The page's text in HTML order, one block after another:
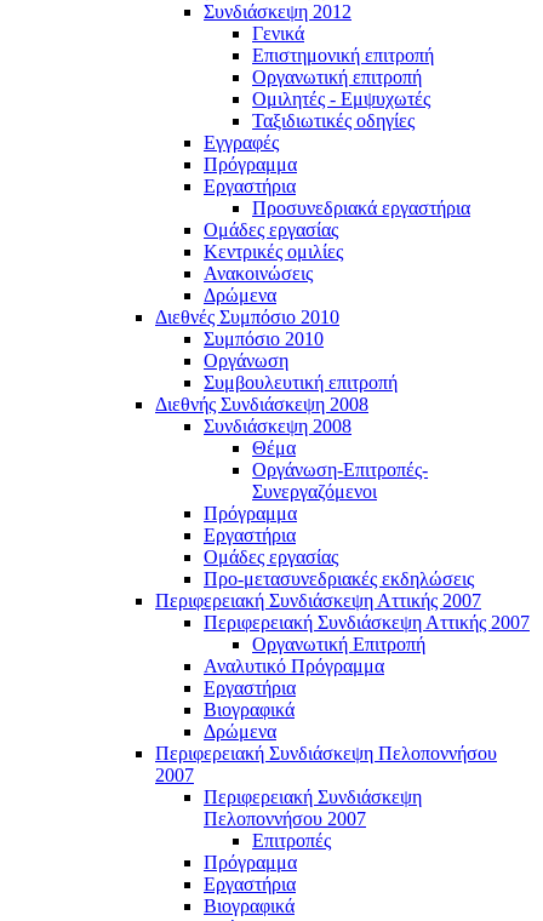
Συνδιάσκεψη 2012
Γενικά
Επιστημονική επιτροπή
Οργανωτική επιτροπή
Ομιλητές - Εμψυχωτές
Ταξιδιωτικές οδηγίες
Εγγραφές
Πρόγραμμα
Εργαστήρια
Προσυνεδριακά εργαστήρια
Ομάδες εργασίας
Κεντρικές ομιλίες
Ανακοινώσεις
Δρώμενα
Διεθνές Συμπόσιο 2010
Συμπόσιο 2010
Οργάνωση
Συμβουλευτική επιτροπή
Διεθνής Συνδιάσκεψη 2008
Συνδιάσκεψη 2008
Θέμα
Οργάνωση-Επιτροπές-
Συνεργαζόμενοι
Πρόγραμμα
Εργαστήρια
Ομάδες εργασίας
Προ-μετασυνεδριακές εκδηλώσεις
Περιφερειακή Συνδιάσκεψη Αττικής 2007
Περιφερειακή Συνδιάσκεψη Αττικής 2007
Οργανωτική Επιτροπή
Αναλυτικό Πρόγραμμα
Εργαστήρια
Βιογραφικά
Δρώμενα
Περιφερειακή Συνδιάσκεψη Πελοποννήσου
2007
Περιφερειακή Συνδιάσκεψη
Πελοποννήσου 2007
Επιτροπές
Πρόγραμμα
Εργαστήρια
Βιογραφικά